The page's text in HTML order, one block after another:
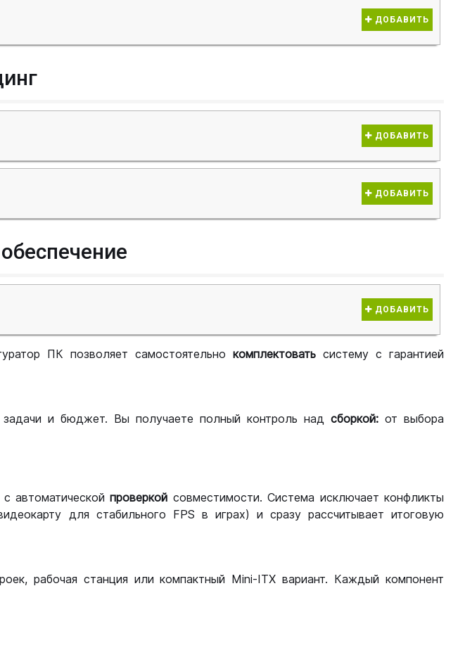
ДОБАВИТЬ
ДОБАВИТЬ
ДОБАВИТЬ
ДОБАВИТЬ
ПК позволяет самостоятельно комплектоватьсистему с гарантией
и бюджет. Вы получаете полный контроль над сборкой: от выбора
с автоматическойпроверкой совместимости. Система исключает конфликты
для стабильного FPS в играх) и сразу рассчитывает итоговую
рабочая станция или компактный Mini-ITX вариант. Каждый компонент